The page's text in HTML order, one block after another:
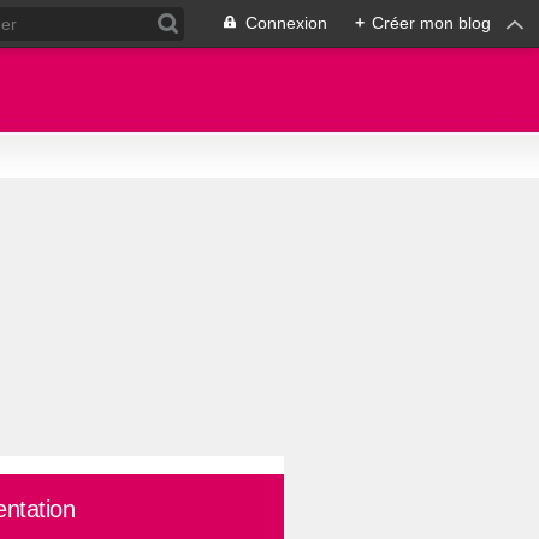
Connexion + Créer mon blog